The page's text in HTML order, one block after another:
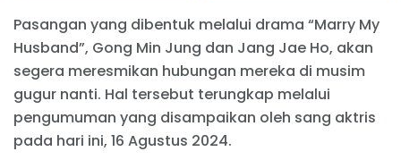
Pasangan yang dibentuk melalui drama “Marry My
Husband”, Gong Min Jung dan Jang Jae Ho, akan
segera meresmikan hubungan mereka di musim
gugur nanti. Hal tersebut terungkap melalui
pengumuman yang disampaikan oleh sang aktris
pada hari ini, 16 Agustus 2024.